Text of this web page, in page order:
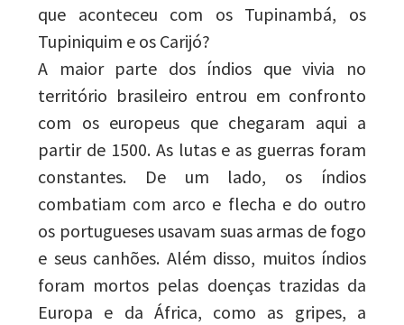
que aconteceu com os Tupinambá, os
Tupiniquim e os Carijó?
A maior parte dos índios que vivia no
território brasileiro entrou em confronto
com os europeus que chegaram aqui a
partir de 1500. As lutas e as guerras foram
constantes. De um lado, os índios
combatiam com arco e flecha e do outro
os portugueses usavam suas armas de fogo
e seus canhões. Além disso, muitos índios
foram mortos pelas doenças trazidas da
Europa e da África, como as gripes, a